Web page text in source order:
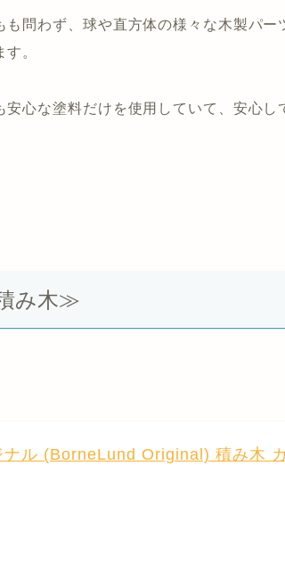
問わず、球や直方体の様々な木製パー
。
心な塗料だけを使用していて、安心し
み木≫
ナル (BorneLund Original) 積み木